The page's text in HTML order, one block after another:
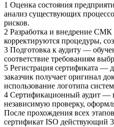
1 Оценка состояния
анализ существующих
рисков.
2 Разработка и внедрение
корректируются процедуры,
3 Подготовка к аудиту —
соответствие требованиям
5 Регистрация сертификата —
заказчик получает оригинал
использование логотипа
4 Сертификационный аудит —
независимую проверку,
После прохождения всех
сертификат ISO действующий 3